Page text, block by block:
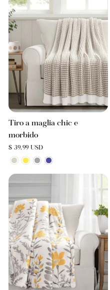
Tiro a maglia chic e
morbido
$ 39.99 USD